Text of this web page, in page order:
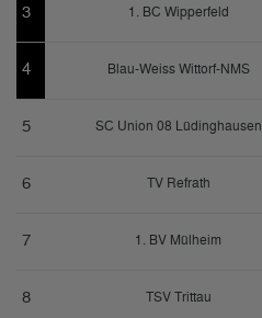
3 1. BC Wipperfeld
4 Blau-Weiss Wittorf-NMS
5 SC Union 08 Lüdinghausen
6 TV Refrath
7 1. BV Mülheim
8 TSV Trittau